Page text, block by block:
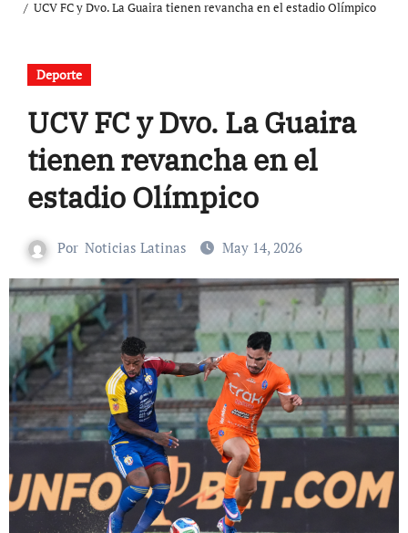
UCV FC y Dvo. La Guaira tienen revancha en el estadio Olímpico
Deporte
UCV FC y Dvo. La Guaira
tienen revancha en el
estadio Olímpico
Por Noticias Latinas May 14, 2026